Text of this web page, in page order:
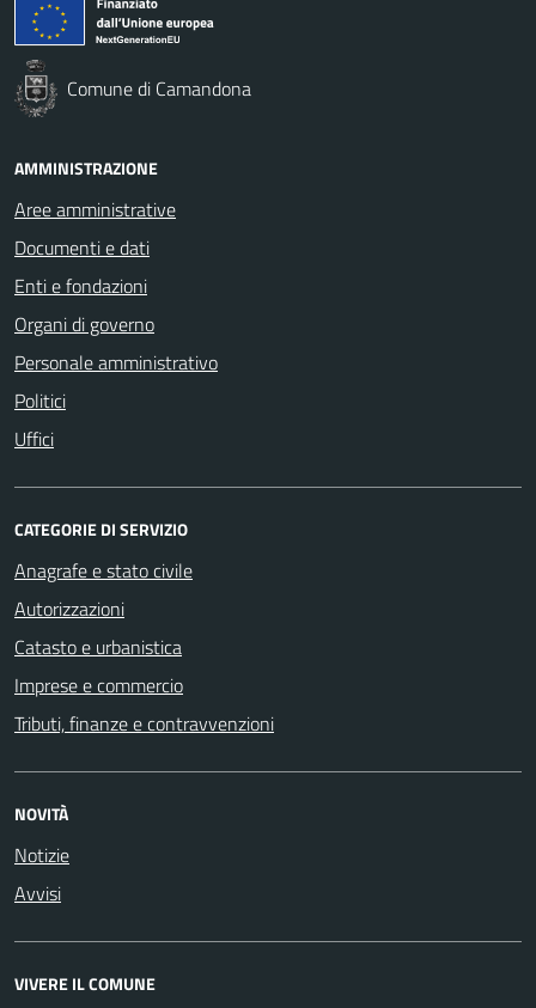
Comune di Camandona
AMMINISTRAZIONE
Aree amministrative
Documenti e dati
Enti e fondazioni
Organi di governo
Personale amministrativo
Politici
Uffici
CATEGORIE DI SERVIZIO
Anagrafe e stato civile
Autorizzazioni
Catasto e urbanistica
Imprese e commercio
Tributi, finanze e contravvenzioni
NOVITÀ
Notizie
Avvisi
VIVERE IL COMUNE